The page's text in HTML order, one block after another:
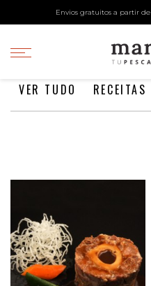
Envios gratuitos a partir de
VER TUDO